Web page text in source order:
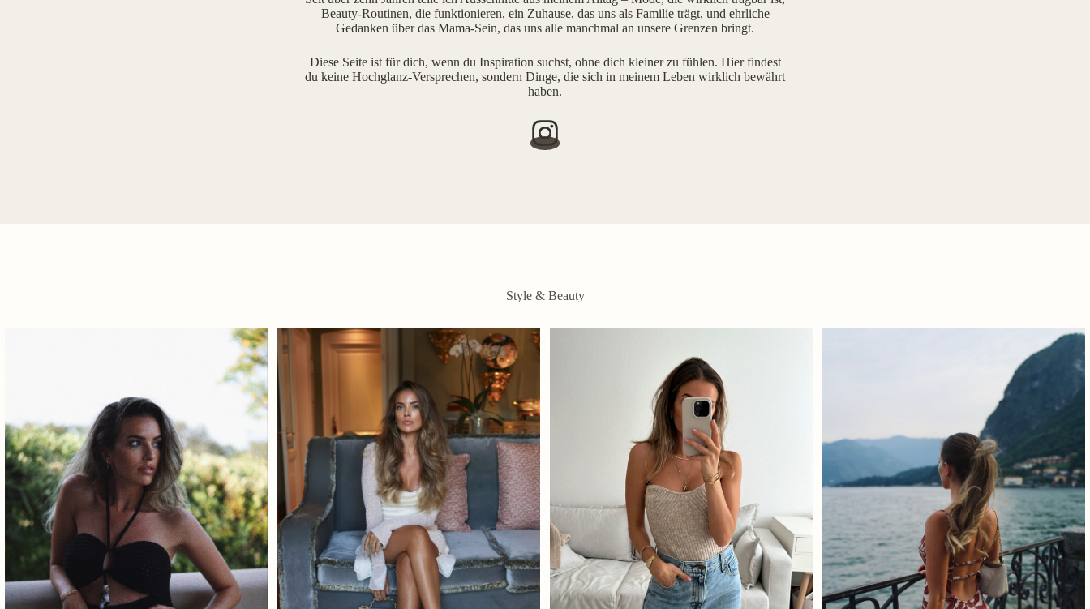
Beauty-Routinen, die funktionieren, ein Zuhause, das uns als Familie trägt, und ehrliche
Gedanken über das Mama-Sein, das uns alle manchmal an unsere Grenzen bringt.
Diese Seite ist für dich, wenn du Inspiration suchst, ohne dich kleiner zu fühlen. Hier findest
du keine Hochglanz-Versprechen, sondern Dinge, die sich in meinem Leben wirklich bewährt
haben.
Style & Beauty